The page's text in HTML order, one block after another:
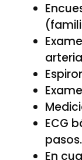
ECG
pasos.
En